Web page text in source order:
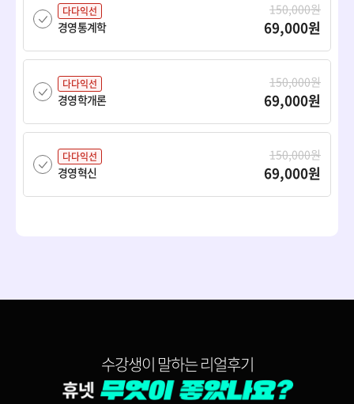
다다익선
경영통계학
150,000원
69,000원
다다익선
경영학개론
150,000원
69,000원
다다익선
경영혁신
150,000원
69,000원
다다익선 150,000원
국제경영 69,000원
수강생이 말하는 리얼후기